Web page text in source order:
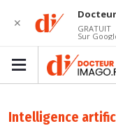
Intelligence
✕ GRATUIT
Sur